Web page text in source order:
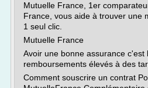
Mutuelle France, 1er
France, vous aide à trouver une
1 seul clic.
Mutuelle France
Avoir une bonne assurance
remboursements élevés à des
Comment souscrire un contrat